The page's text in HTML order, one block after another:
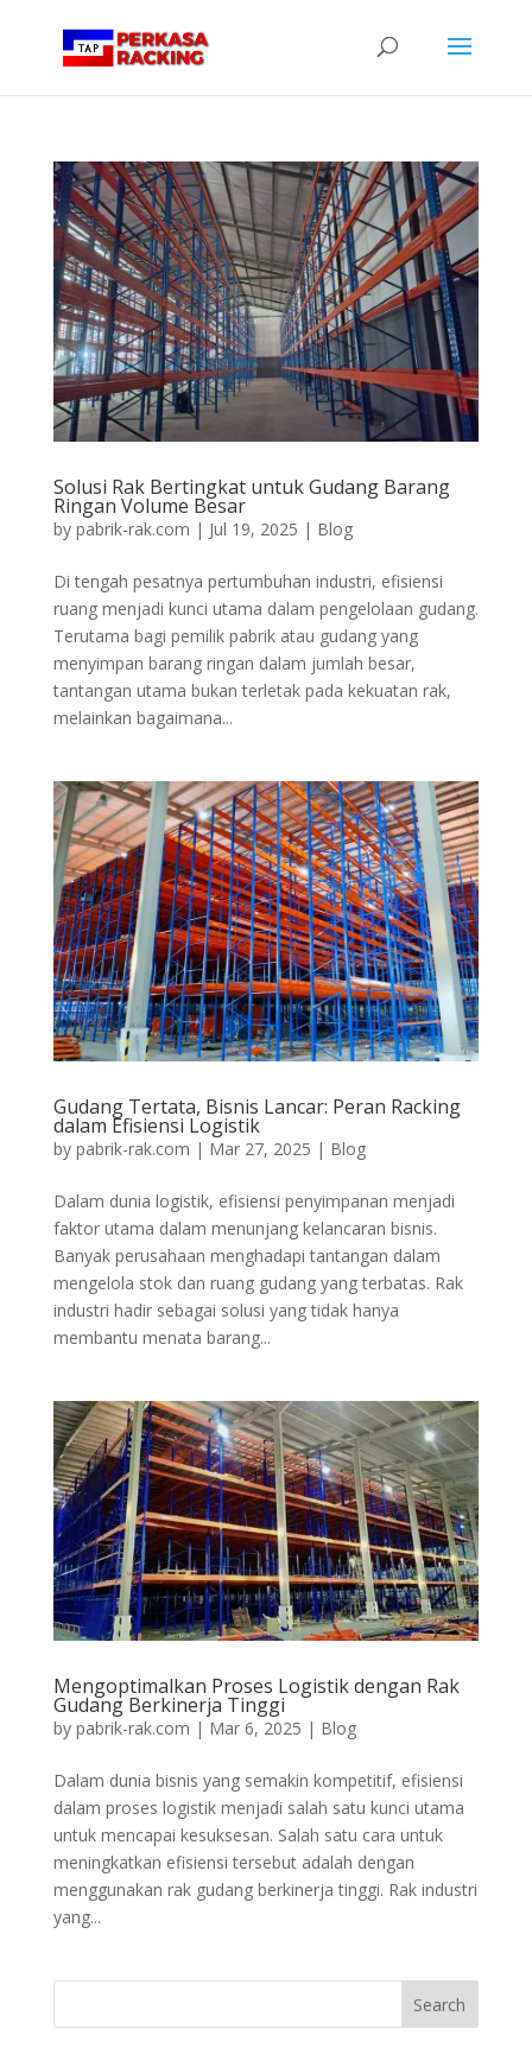
Solusi Rak Bertingkat untuk Gudang Barang
Ringan Volume Besar
by pabrik-rak.com | Jul 19, 2025 | Blog
Di tengah pesatnya pertumbuhan industri, efisiensi
ruang menjadi kunci utama dalam pengelolaan gudang.
Terutama bagi pemilik pabrik atau gudang yang
menyimpan barang ringan dalam jumlah besar,
tantangan utama bukan terletak pada kekuatan rak,
melainkan bagaimana...
Gudang Tertata, Bisnis Lancar: Peran Racking
dalam Efisiensi Logistik
by pabrik-rak.com | Mar 27, 2025 | Blog
Dalam dunia logistik, efisiensi penyimpanan menjadi
faktor utama dalam menunjang kelancaran bisnis.
Banyak perusahaan menghadapi tantangan dalam
mengelola stok dan ruang gudang yang terbatas. Rak
industri hadir sebagai solusi yang tidak hanya
membantu menata barang...
Mengoptimalkan Proses Logistik dengan Rak
Gudang Berkinerja Tinggi
by pabrik-rak.com | Mar 6, 2025 | Blog
Dalam dunia bisnis yang semakin kompetitif, efisiensi
dalam proses logistik menjadi salah satu kunci utama
untuk mencapai kesuksesan. Salah satu cara untuk
meningkatkan efisiensi tersebut adalah dengan
menggunakan rak gudang berkinerja tinggi. Rak industri
yang...
Search